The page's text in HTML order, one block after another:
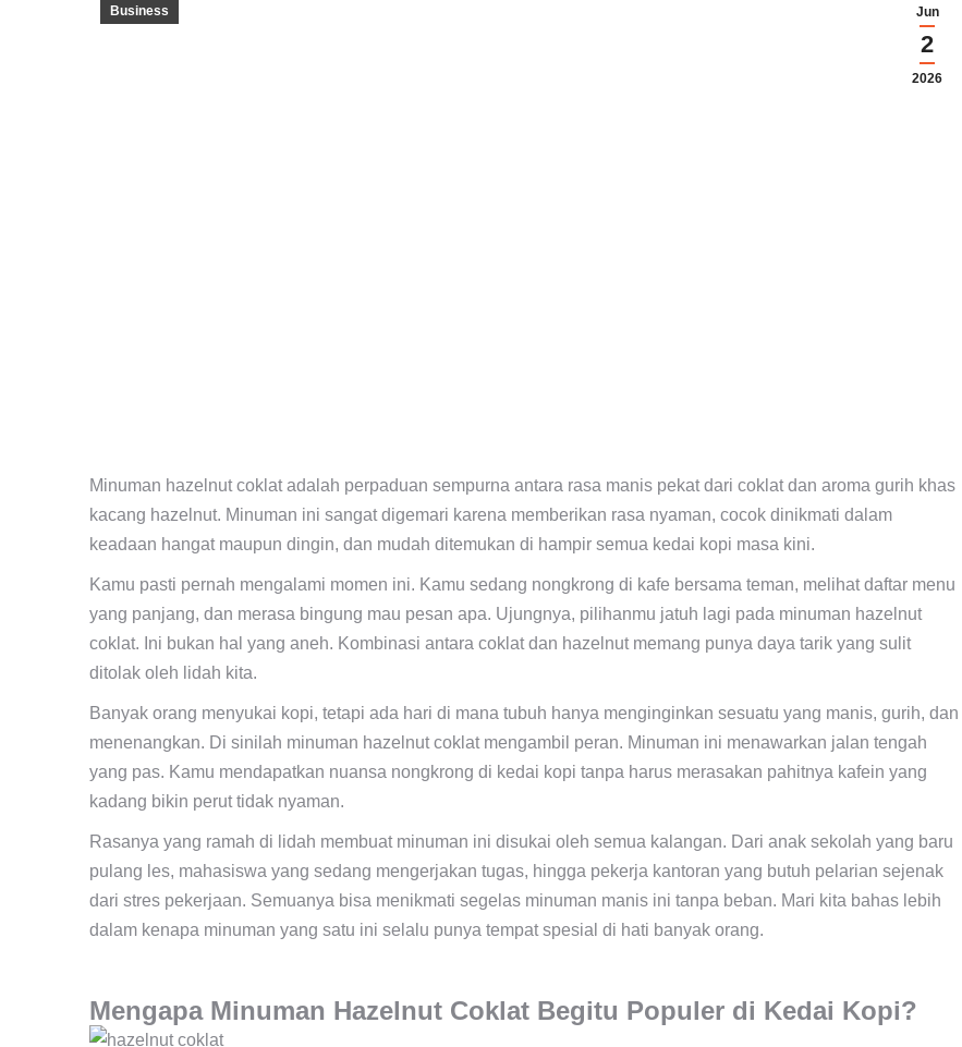
Jun
2
2026
Business
Minuman hazelnut coklat adalah perpaduan sempurna antara rasa manis pekat dari coklat dan aroma gurih khas
kacang hazelnut. Minuman ini sangat digemari karena memberikan rasa nyaman, cocok dinikmati dalam
keadaan hangat maupun dingin, dan mudah ditemukan di hampir semua kedai kopi masa kini.
Kamu pasti pernah mengalami momen ini. Kamu sedang nongkrong di kafe bersama teman, melihat daftar menu
yang panjang, dan merasa bingung mau pesan apa. Ujungnya, pilihanmu jatuh lagi pada minuman hazelnut
coklat. Ini bukan hal yang aneh. Kombinasi antara coklat dan hazelnut memang punya daya tarik yang sulit
ditolak oleh lidah kita.
Banyak orang menyukai kopi, tetapi ada hari di mana tubuh hanya menginginkan sesuatu yang manis, gurih, dan
menenangkan. Di sinilah minuman hazelnut coklat mengambil peran. Minuman ini menawarkan jalan tengah
yang pas. Kamu mendapatkan nuansa nongkrong di kedai kopi tanpa harus merasakan pahitnya kafein yang
kadang bikin perut tidak nyaman.
Rasanya yang ramah di lidah membuat minuman ini disukai oleh semua kalangan. Dari anak sekolah yang baru
pulang les, mahasiswa yang sedang mengerjakan tugas, hingga pekerja kantoran yang butuh pelarian sejenak
dari stres pekerjaan. Semuanya bisa menikmati segelas minuman manis ini tanpa beban. Mari kita bahas lebih
dalam kenapa minuman yang satu ini selalu punya tempat spesial di hati banyak orang.
Mengapa Minuman Hazelnut Coklat Begitu Populer di Kedai Kopi?